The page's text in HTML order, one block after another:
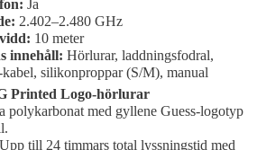
Ja
2.402–2.480 GHz
10 meter
innehåll: Hörlurar, laddningsfodral,
silikonproppar (S/M), manual
Printed Logo-hörlurar
polykarbonat med gyllene Guess-logotyp
Upp till 24 timmars total lyssningstid med